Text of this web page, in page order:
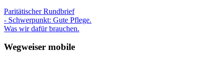
Paritätischer Rundbrief
- Schwerpunkt: Gute Pflege.
Was wir dafür brauchen.
Wegweiser mobile